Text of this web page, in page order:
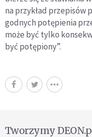
na przykład przepisów
godnych potępienia
może być tylko
być potępiony”.
Tworzymy